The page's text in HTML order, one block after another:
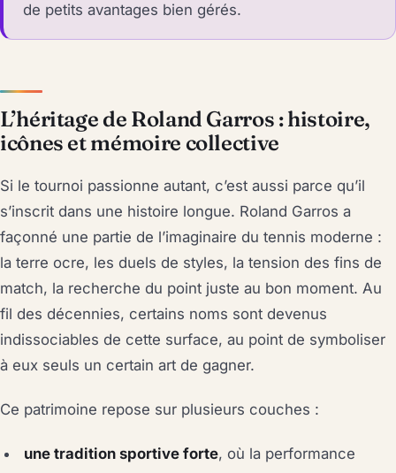
de petits avantages bien gérés.
L’héritage de Roland Garros : histoire,
icônes et mémoire collective
Si le tournoi passionne autant, c’est aussi parce qu’il
s’inscrit dans une histoire longue. Roland Garros a
façonné une partie de l’imaginaire du tennis moderne :
la terre ocre, les duels de styles, la tension des fins de
match, la recherche du point juste au bon moment. Au
fil des décennies, certains noms sont devenus
indissociables de cette surface, au point de symboliser
à eux seuls un certain art de gagner.
Ce patrimoine repose sur plusieurs couches :
une tradition sportive forte, où la performance